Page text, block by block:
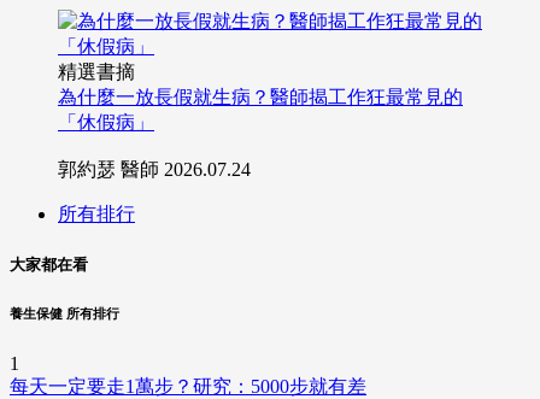
精選書摘
為什麼一放長假就生病？醫師揭工作狂最常見的
「休假病」
郭約瑟 醫師 2026.07.24
所有排行
大家都在看
養生保健 所有排行
1
每天一定要走1萬步？研究：5000步就有差